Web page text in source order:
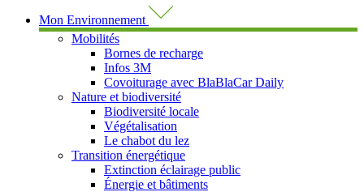
Mon Environnement
Mobilités
Bornes de recharge
Infos 3M
Covoiturage avec BlaBlaCar Daily
Nature et biodiversité
Biodiversité locale
Végétalisation
Le chabot du lez
Transition énergétique
Extinction éclairage public
Énergie et bâtiments